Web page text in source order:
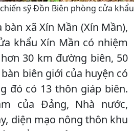
sỹ Đồn Biên phòng cửa
xã Xín Mần (Xín Mần),
khẩu Xín Mần có nhiệm
30 km đường biên, 50
biên giới của huyện có
đó có 13 thôn giáp biên.
của Đảng, Nhà nước,
diện mạo nông thôn khu